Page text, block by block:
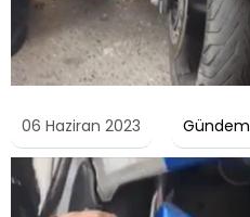
06 Haziran 2023 Gündem